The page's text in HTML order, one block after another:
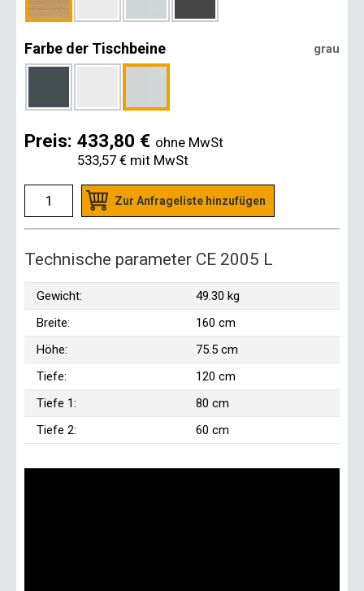
Farbe der Tischbeine grau
Preis: 433,80 € ohne MwSt
533,57 € mit MwSt
Zur Anfrageliste hinzufügen
Technische parameter CE 2005 L
Gewicht:
49.30 kg
Breite:
160 cm
Höhe:
75.5 cm
Tiefe:
120 cm
Tiefe 1:
80 cm
Tiefe 2:
60 cm